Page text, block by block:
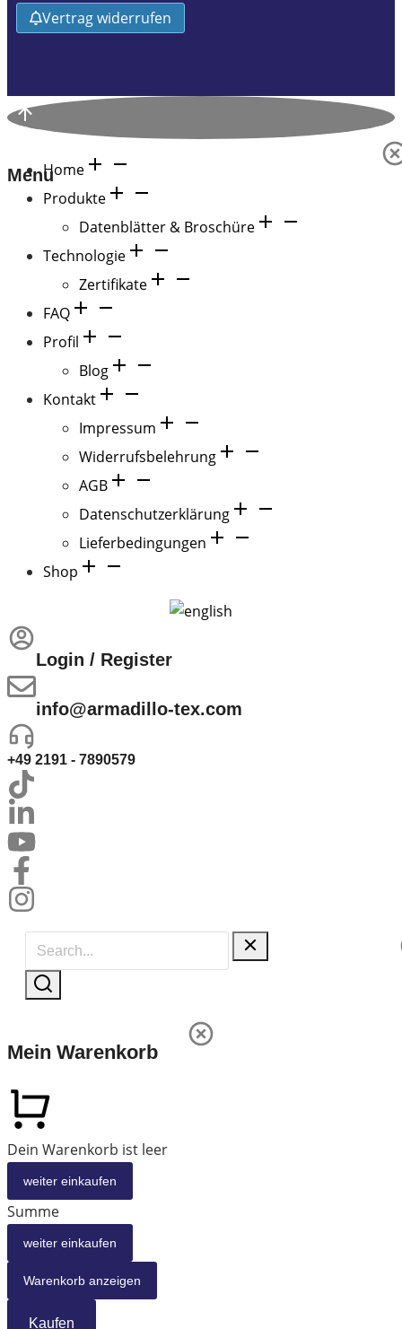
Vertrag widerrufen
MenuHome
Produkte
Datenblätter & Broschüre
Technologie
Zertifikate
FAQ
Profil
Blog
Kontakt
Impressum
Widerrufsbelehrung
AGB
Datenschutzerklärung
Lieferbedingungen
Shop
Login / Register
info@armadillo-tex.com
+49 2191 - 7890579
Mein Warenkorb
Dein Warenkorb ist leer
weiter einkaufen
Summe
weiter einkaufen
Warenkorb anzeigen
Kaufen